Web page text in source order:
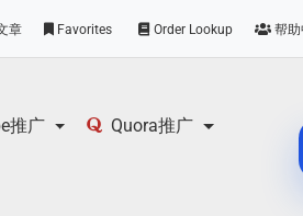
章 Favorites Order Lookup 帮
推广 Quora推广